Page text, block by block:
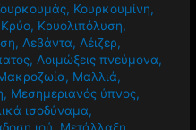
, Κουρκουμίνη,
Κρύο, Κρυολιπόλυση,
, Λεβάντα, Λέιζερ,
, Λοιμώξεις πνεύμονα,
, Μαλλιά,
, Μεσημεριανός ύπνος,
ισοδύναμα,
ιού, Μετάλλαξη